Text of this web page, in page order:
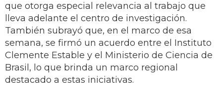
que otorga especial relevancia al trabajo que
lleva adelante el centro de investigación.
También subrayó que, en el marco de esa
semana, se firmó un acuerdo entre el Instituto
Clemente Estable y el Ministerio de Ciencia de
Brasil, lo que brinda un marco regional
destacado a estas iniciativas.